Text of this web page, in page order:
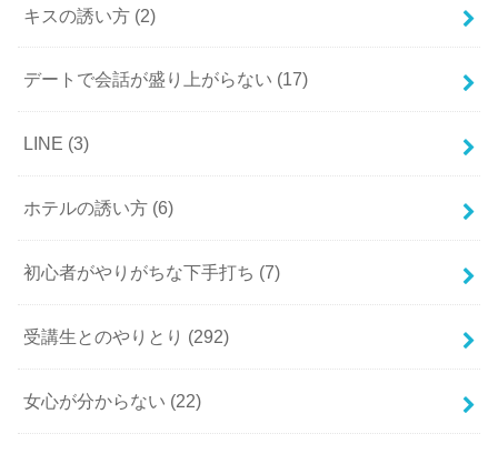
キスの誘い方 (2)
デートで会話が盛り上がらない (17)
LINE (3)
ホテルの誘い方 (6)
初心者がやりがちな下手打ち (7)
受講生とのやりとり (292)
女心が分からない (22)